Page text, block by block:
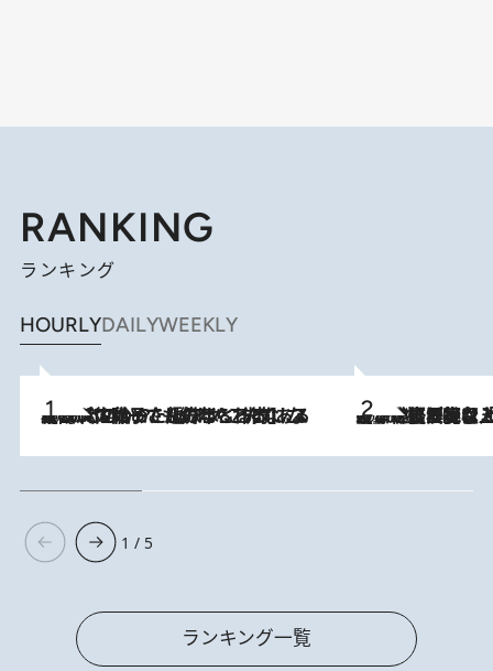
RANKING
ランキング
HOURLYDAILYWEEKLY
2026.8.5
【阿川佐和子さんの年とる力】なぜ70代で始めた趣味は“こんなに楽しい”のか？ ピアノ、俳句…スランプに陥っても続けられる“ある秘訣”とは 2026.8.5
【なぜ吉沢亮は「気配を消せる」のか？】興行収入208億の『国宝』を経て挑むミュージカル『ディア・エヴァン・ハンセン』。トップ俳優が舞台上でさらけ出した“孤独”とは
1 / 5
ランキング一覧